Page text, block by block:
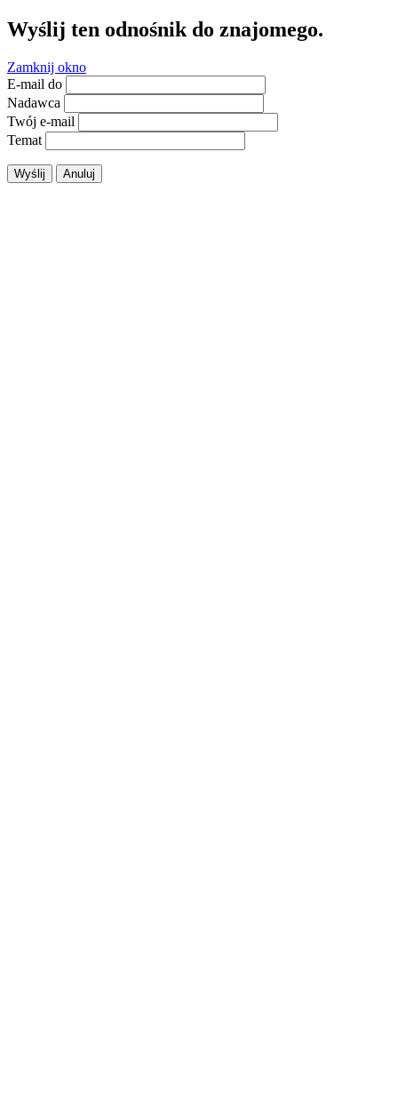
Wyślij ten odnośnik do znajomego.
Zamknij okno
E-mail do
Nadawca
Twój e-mail
Temat
Wyślij Anuluj